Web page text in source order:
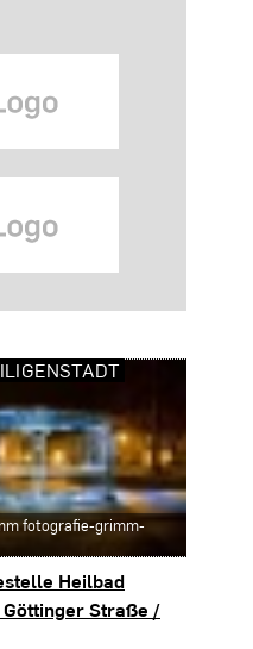
Heilbad
Straße /
fotografie-grimm-